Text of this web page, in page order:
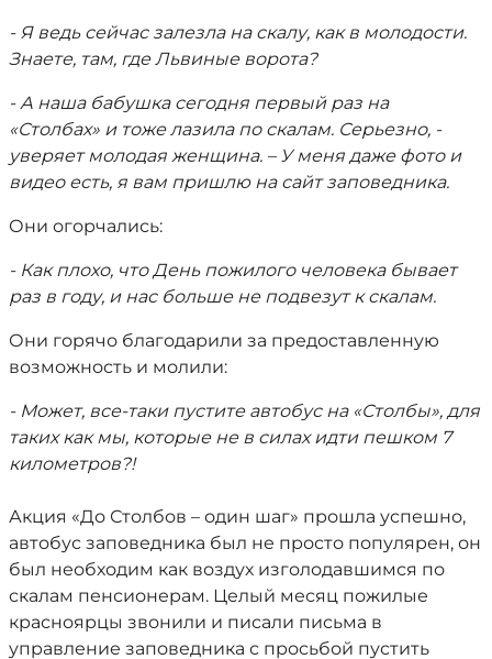
- Я ведь сейчас залезла на скалу, как в молодости.
Знаете, там, где Львиные ворота?
- А наша бабушка сегодня первый раз на
«Столбах» и тоже лазила по скалам. Серьезно, -
уверяет молодая женщина. – У меня даже фото и
видео есть, я вам пришлю на сайт заповедника.
Они огорчались:
- Как плохо, что День пожилого человека бывает
раз в году, и нас больше не подвезут к скалам.
Они горячо благодарили за предоставленную
возможность и молили:
- Может, все-таки пустите автобус на «Столбы», для
таких как мы, которые не в силах идти пешком 7
километров?!
Акция «До Столбов – один шаг» прошла успешно,
автобус заповедника был не просто популярен, он
был необходим как воздух изголодавшимся по
скалам пенсионерам. Целый месяц пожилые
красноярцы звонили и писали письма в
управление заповедника с просьбой пустить